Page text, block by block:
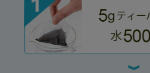
ーが手軽に作れます。
※クリームダウンとは、紅茶のア
カフェインとタンニンが結合し
風味に問題はありません。